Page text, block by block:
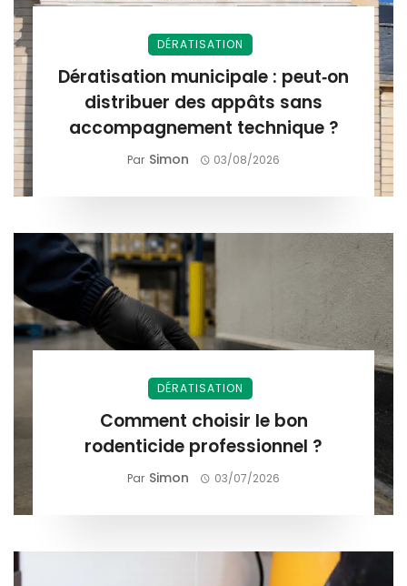
DÉRATISATION
Dératisation municipale : peut‑on
distribuer des appâts sans
accompagnement technique ?
Par Simon 03/08/2026
DÉRATISATION
Comment choisir le bon
rodenticide professionnel ?
Par Simon 03/07/2026